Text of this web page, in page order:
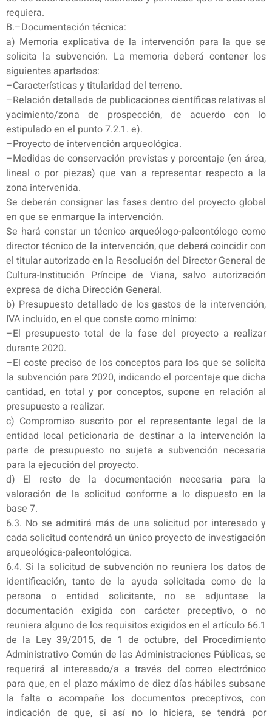
requiera.
B.–Documentación técnica:
a) Memoria explicativa de la intervención para la que se
solicita la subvención. La memoria deberá contener los
siguientes apartados:
–Características y titularidad del terreno.
–Relación detallada de publicaciones científicas relativas al
yacimiento/zona de prospección, de acuerdo con lo
estipulado en el punto 7.2.1. e).
–Proyecto de intervención arqueológica.
–Medidas de conservación previstas y porcentaje (en área,
lineal o por piezas) que van a representar respecto a la
zona intervenida.
Se deberán consignar las fases dentro del proyecto global
en que se enmarque la intervención.
Se hará constar un técnico arqueólogo-paleontólogo como
director técnico de la intervención, que deberá coincidir con
el titular autorizado en la Resolución del Director General de
Cultura-Institución Príncipe de Viana, salvo autorización
expresa de dicha Dirección General.
b) Presupuesto detallado de los gastos de la intervención,
IVA incluido, en el que conste como mínimo:
–El presupuesto total de la fase del proyecto a realizar
durante 2020.
–El coste preciso de los conceptos para los que se solicita
la subvención para 2020, indicando el porcentaje que dicha
cantidad, en total y por conceptos, supone en relación al
presupuesto a realizar.
c) Compromiso suscrito por el representante legal de la
entidad local peticionaria de destinar a la intervención la
parte de presupuesto no sujeta a subvención necesaria
para la ejecución del proyecto.
d) El resto de la documentación necesaria para la
valoración de la solicitud conforme a lo dispuesto en la
base 7.
6.3. No se admitirá más de una solicitud por interesado y
cada solicitud contendrá un único proyecto de investigación
arqueológica-paleontológica.
6.4. Si la solicitud de subvención no reuniera los datos de
identificación, tanto de la ayuda solicitada como de la
persona o entidad solicitante, no se adjuntase la
documentación exigida con carácter preceptivo, o no
reuniera alguno de los requisitos exigidos en el artículo 66.1
de la Ley 39/2015, de 1 de octubre, del Procedimiento
Administrativo Común de las Administraciones Públicas, se
requerirá al interesado/a a través del correo electrónico
para que, en el plazo máximo de diez días hábiles subsane
la falta o acompañe los documentos preceptivos, con
indicación de que, si así no lo hiciera, se tendrá por